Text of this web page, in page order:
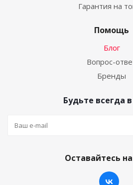
Гарантия на
Помощь
Блог
Вопрос-
Бренды
Будьте всегда
Оставайтесь